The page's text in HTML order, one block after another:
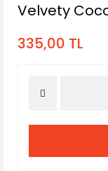
Velvety
335,00 TL